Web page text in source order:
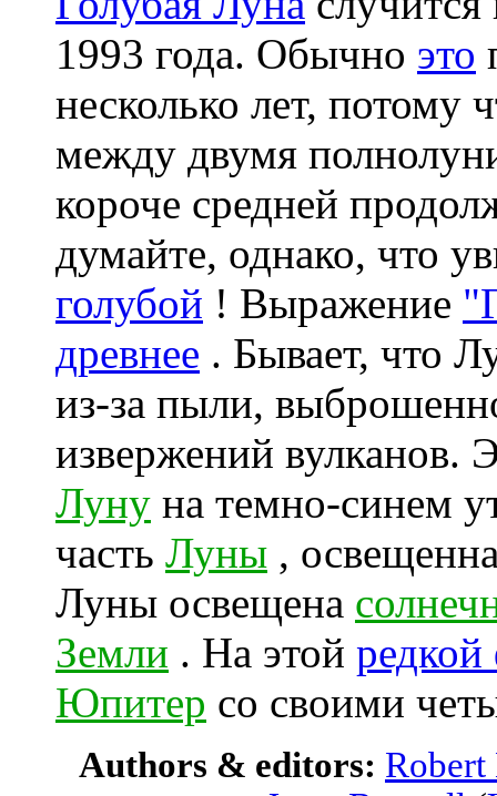
1993 года. Обычно это
несколько лет, потому
между двумя
короче средней
думайте, однако, что
голубой ! Выражение
древнее . Бывает, что
из-за пыли,
извержений вулканов.
Луну на темно-синем
часть Луны ,
Луны освещена
Земли . На этой
Юпитер со своими
Authors & editors: